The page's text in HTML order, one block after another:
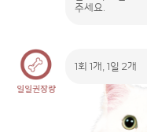
주세요.
1회 1개, 1일 2개